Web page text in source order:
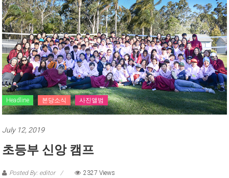
Headline 본당소식 사진앨범
July 12, 2019
초등부 신앙 캠프
Posted By: editor 2327 Views